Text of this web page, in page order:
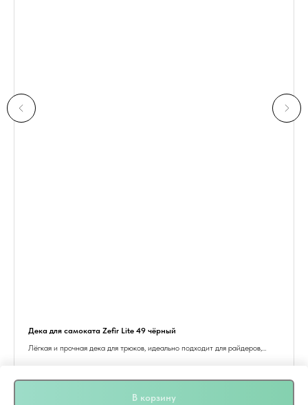
В корзину
Дека для самоката Zefir Lite 49 чёрный
Лёгкая и прочная дека для трюков, идеально подходит для райдеров,